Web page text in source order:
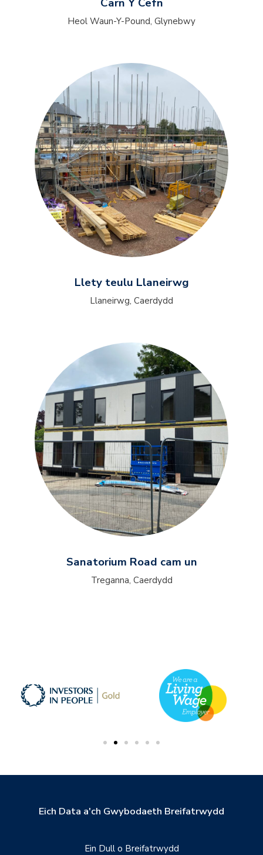
Heol Waun-Y-Pound, Glynebwy
Llety teulu Llaneirwg
Llaneirwg, Caerdydd
Sanatorium Road cam un
Treganna, Caerdydd
Eich Data a'ch Gwybodaeth Breifatrwydd
Ein Dull o Breifatrwydd